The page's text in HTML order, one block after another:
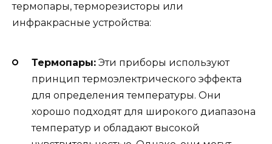
термопары, терморезисторы или
инфракрасные устройства:
Термопары: Эти приборы используют
принцип термоэлектрического эффекта
для определения температуры. Они
хорошо подходят для широкого диапазона
температур и обладают высокой